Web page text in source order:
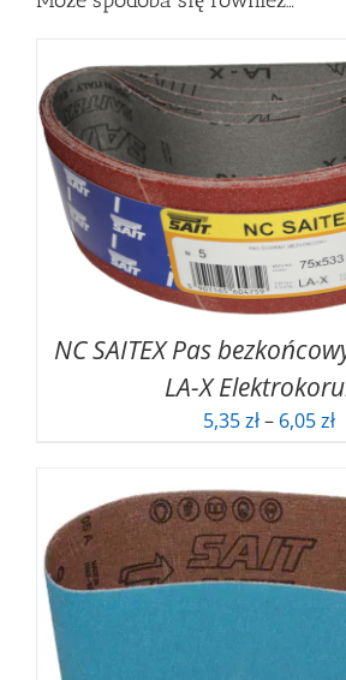
NC SAITEX Pas
LA-X
5,35zł– 6,05zł